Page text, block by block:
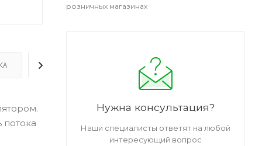
ДОПОЛНИТЕЛЬНО
розничных магазинах
Нужна консультация?
Наши специалисты ответят на любой
интересующий вопрос